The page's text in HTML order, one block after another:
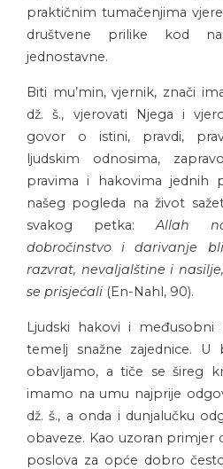
praktičnim tumačenjima
društvene prilike kod
jednostavne.
Biti mu’min, vjernik, znači
dž. š., vjerovati Njega i
govor o istini, pravdi,
ljudskim odnosima,
pravima i hakovima jednih
našeg pogleda na život
svakog petka:Allah
dobročinstvo i darivanje
razvrat, nevaljalštine i
se prisjećali (En-Nahl, 90).
Ljudski hakovi i međusobni
temelj snažne zajednice.
obavljamo, a tiče se šireg
imamo na umu najprije
dž. š., a onda i dunjalučku
obaveze. Kao uzoran primjer
poslova za opće dobro